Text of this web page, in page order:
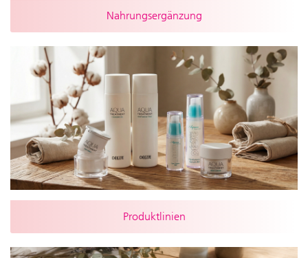
Nahrungsergänzung
Produktlinien